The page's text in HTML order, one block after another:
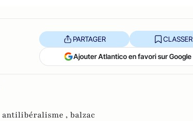
PARTAGER CLASSER
Ajouter Atlantico en favori sur Google
antilibéralisme , balzac